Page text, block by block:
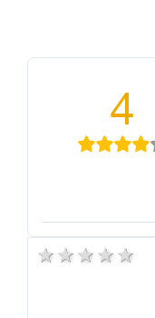
4
5 stars 4 stars 3 stars 2 stars 1 star